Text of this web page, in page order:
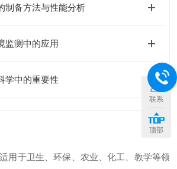
制备方法与性能分析
监测中的应用
学中的重要性
用于卫生、环保、农业、化工、教学等领
联系
顶部